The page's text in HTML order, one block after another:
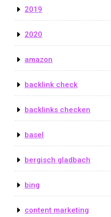
2019
2020
amazon
backlink check
backlinks checken
basel
bergisch gladbach
bing
content marketing